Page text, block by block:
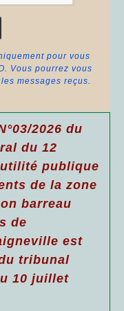
pour vous
Vous pourrez vous
messages reçus.
2026 du
du 12
publique
de la zone
barreau
de
est
tribunal
10 juillet